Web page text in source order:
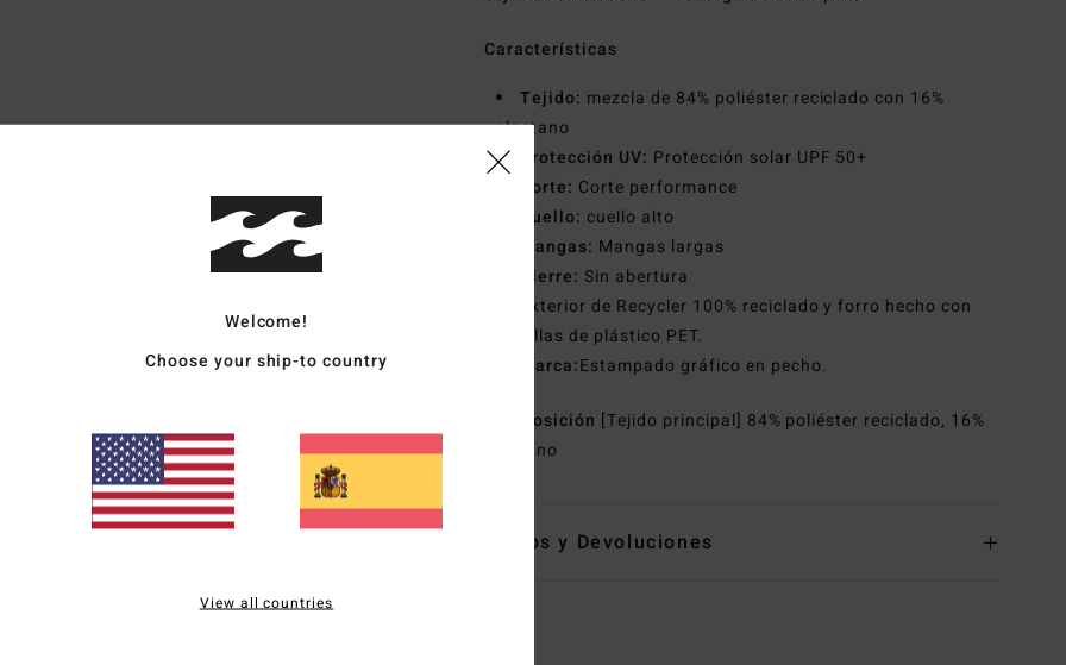
Características
Tejido: mezcla de 84% poliéster reciclado con 16%
elastano
Protección UV: Protección solar UPF 50+
Corte: Corte performance
Cuello: cuello alto
Mangas: Mangas largas
Cierre: Sin abertura
Exterior de Recycler 100% reciclado y forro hecho con
botellas de plástico PET.
Marca:Estampado gráfico en pecho.
Composición [Tejido principal] 84% poliéster reciclado, 16%
elastano
Envíos y Devoluciones
Welcome!
Choose your ship-to country
View all countries